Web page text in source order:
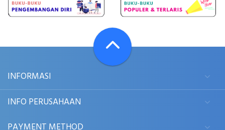
INFORMASI
INFO PERUSAHAAN
PAYMENT METHOD